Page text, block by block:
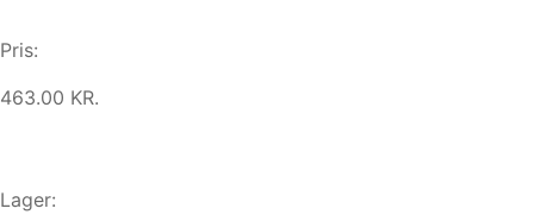
Pris:
463.00 KR.
Lager: